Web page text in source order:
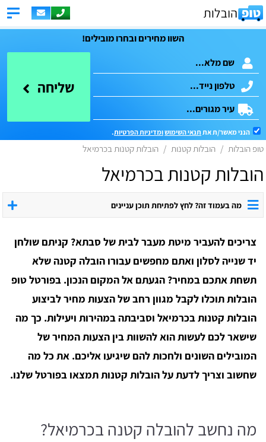
השוו מחירים ובחרו מובילים!
שליחה
הנני מאשר/ת את תנאי השימושומדיניות הפרטיות.
טופ הובלות הובלות קטנות הובלות קטנות בכרמיאל
הובלות קטנות בכרמיאל
מה בעמוד זה? לחץ לפתיחת תוכן עניינים
צריכים להעביר מיטת מעבר לבית של סבתא? קניתם שולחן
יד שנייה לסלון ואתם מחפשים עבורו הובלה קטנה שלא
תשחת אתכם במחיר? הגעתם אל המקום הנכון. בפורטל טופ
הובלות תוכלו לקבל מגוון רחב של הצעות מחיר לביצוע
הובלות קטנות בכרמיאל וסביבתה במהירות ויעילות. כך מה
שישאר לכם לעשות הוא להשוות בין הצעות המחיר של
המובילים השונים ולחכות להם שיגיעו אליכם. את כל מה
שחשוב וצריך לדעת על הובלות קטנות תמצאו בפורטל שלנו.
מה נחשב להובלה קטנה בכרמיאל?